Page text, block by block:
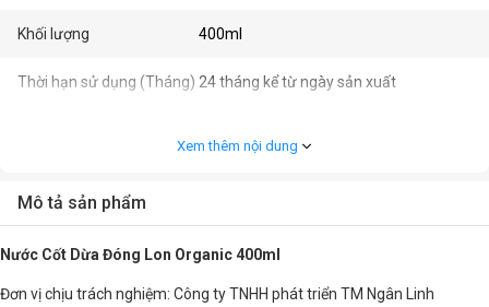
Khối lượng 400ml
Thời hạn sử dụng (Tháng) 24 tháng kể từ ngày sản xuất
Xem thêm nội dung
Mô tả sản phẩm
Nước Cốt Dừa Đóng Lon Organic 400ml
Đơn vị chịu trách nghiệm: Công ty TNHH phát triển TM Ngân Linh